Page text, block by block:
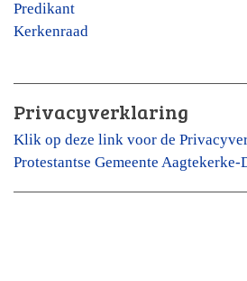
Predikant
Kerkenraad
Privacyverklaring
Klik op deze link voor de
Protestantse Gemeente Aagtekerke-